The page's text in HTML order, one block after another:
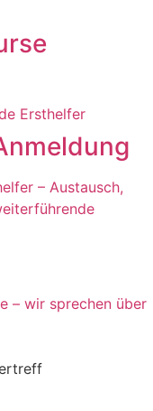
Ersthelfer
– Austausch,
– wir sprechen über